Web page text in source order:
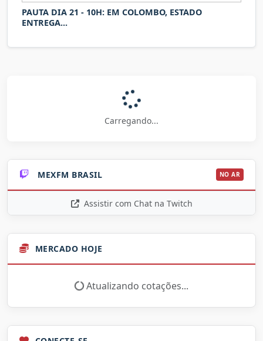
PAUTA DIA 21 - 10H: EM COLOMBO, ESTADO
ENTREGA...
Carregando...
MEXFM BRASIL NO AR
Assistir com Chat na Twitch
MERCADO HOJE
Atualizando cotações...